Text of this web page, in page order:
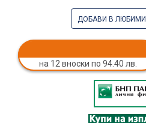
ДОБАВИ В ЛЮБИМИ
на 12 вноски по 94.40 лв.